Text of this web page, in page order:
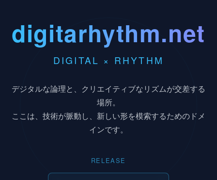
digitarhythm.net
DIGITAL × RHYTHM
デジタルな論理と、クリエイティブなリズムが交差する
場所。
ここは、技術が脈動し、新しい形を模索するためのドメ
インです。
RELEASE